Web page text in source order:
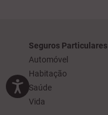
Seguros Particulares
Automóvel
Habitação
Saúde
Vida